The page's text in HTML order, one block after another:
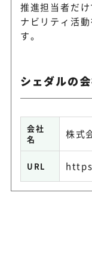
推進担当者だ
ナビリティ活
す。
シェダルの
会社
名
株式
URL